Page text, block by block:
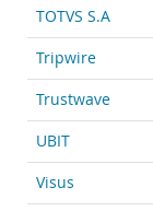
TOTVS S.A
Tripwire
Trustwave
UBIT
Visus